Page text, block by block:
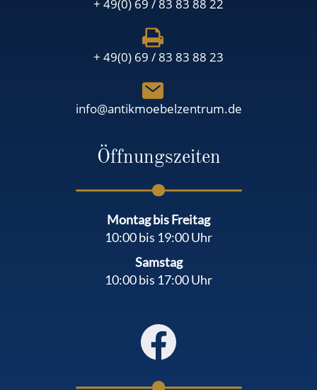
+ 49(0) 69 / 83 83 88 22
+ 49(0) 69 / 83 83 88 23
info@antikmoebelzentrum.de
Öffnungszeiten
Montag bis Freitag
10:00 bis 19:00 Uhr
Samstag
10:00 bis 17:00 Uhr